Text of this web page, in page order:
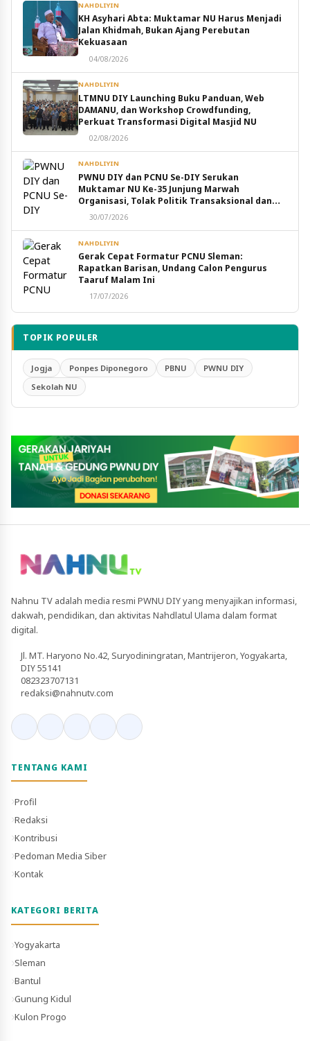
NAHDLIYIN
KH Asyhari Abta: Muktamar NU Harus Menjadi
Jalan Khidmah, Bukan Ajang Perebutan
Kekuasaan
04/08/2026
NAHDLIYIN
LTMNU DIY Launching Buku Panduan, Web
DAMANU, dan Workshop Crowdfunding,
Perkuat Transformasi Digital Masjid NU
02/08/2026
NAHDLIYIN
PWNU DIY dan PCNU Se-DIY Serukan
Muktamar NU Ke-35 Junjung Marwah
Organisasi, Tolak Politik Transaksional dan
Intervensi Eksternal
30/07/2026
NAHDLIYIN
Gerak Cepat Formatur PCNU Sleman:
Rapatkan Barisan, Undang Calon Pengurus
Taaruf Malam Ini
17/07/2026
TOPIK POPULER
Jogja Ponpes Diponegoro PBNU
PWNU DIY
Sekolah NU
Nahnu TV adalah media resmi PWNU DIY yang menyajikan informasi,
dakwah, pendidikan, dan aktivitas Nahdlatul Ulama dalam format
digital.
Jl. MT. Haryono No.42, Suryodiningratan, Mantrijeron, Yogyakarta,
DIY 55141
082323707131
redaksi@nahnutv.com
TENTANG KAMI
Profil
Redaksi
Kontribusi
Pedoman Media Siber
Kontak
KATEGORI BERITA
Yogyakarta
Sleman
Bantul
Gunung Kidul
Kulon Progo